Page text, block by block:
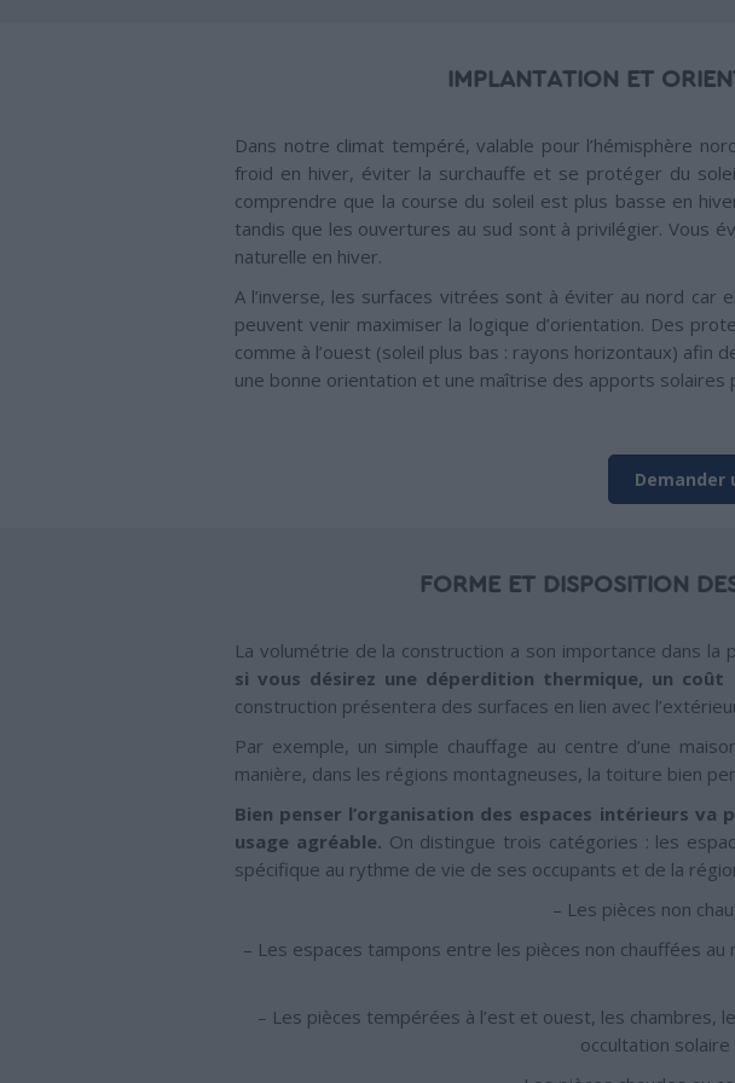
IMPLANTATION ET
Dans notre climat tempéré, valable pour l’hémisphère
froid en hiver, éviter la surchauffe et se protéger du
comprendre que la course du soleil est plus basse en
tandis que les ouvertures au sud sont à privilégier. Vous
naturelle en hiver.
A l’inverse, les surfaces vitrées sont à éviter au nord car
peuvent venir maximiser la logique d’orientation. Des
comme à l’ouest (soleil plus bas : rayons horizontaux) afin
une bonne orientation et une maîtrise des apports solaires
Demander
FORME ET DISPOSITION
La volumétrie de la construction a son importance dans la
si vous désirez une déperdition thermique, un
construction présentera des surfaces en lien avec
Par exemple, un simple chauffage au centre d’une
manière, dans les régions montagneuses, la toiture bien
Bien penser l’organisation des espaces intérieurs
usage agréable. On distingue trois catégories : les
spécifique au rythme de vie de ses occupants et de la
– Les pièces non
– Les espaces tampons entre les pièces non chauffées
– Les pièces tempérées à l’est et ouest, les chambres,
occultation